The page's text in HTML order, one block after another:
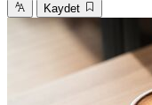
Kaydet